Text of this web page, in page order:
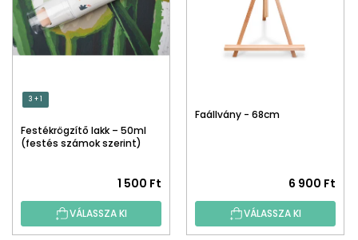
3 + 1
Festékrögzítő lakk – 50ml
(festés számok szerint)
1 500 Ft
VÁLASSZA KI
Faállvány - 68cm
6 900 Ft
VÁLASSZA KI